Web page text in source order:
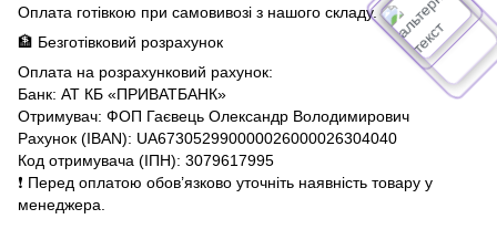
Оплата готівкою при самовивозі з нашого складу.
🏦 Безготівковий розрахунок
Оплата на розрахунковий рахунок:
Банк: АТ КБ «ПРИВАТБАНК»
Отримувач: ФОП Гаєвець Олександр Володимирович
Рахунок (IBAN): UA673052990000026000026304040
Код отримувача (ІПН): 3079617995
❗️ Перед оплатою обов’язково уточніть наявність товару у
менеджера.